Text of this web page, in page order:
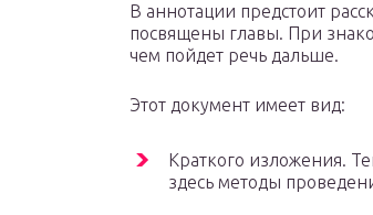
В аннотации предстоит
посвящены главы. При
чем пойдет речь дальше.
Этот документ имеет вид:
Краткого изложения.
здесь методы